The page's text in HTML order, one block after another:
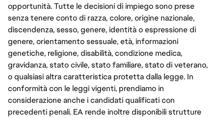
opportunità. Tutte le decisioni di impiego sono prese
senza tenere conto di razza, colore, origine nazionale,
discendenza, sesso, genere, identità o espressione di
genere, orientamento sessuale, età, informazioni
genetiche, religione, disabilità, condizione medica,
gravidanza, stato civile, stato familiare, stato di veterano,
o qualsiasi altra caratteristica protetta dalla legge. In
conformità con le leggi vigenti, prendiamo in
considerazione anche i candidati qualificati con
precedenti penali. EA rende inoltre disponibili strutture